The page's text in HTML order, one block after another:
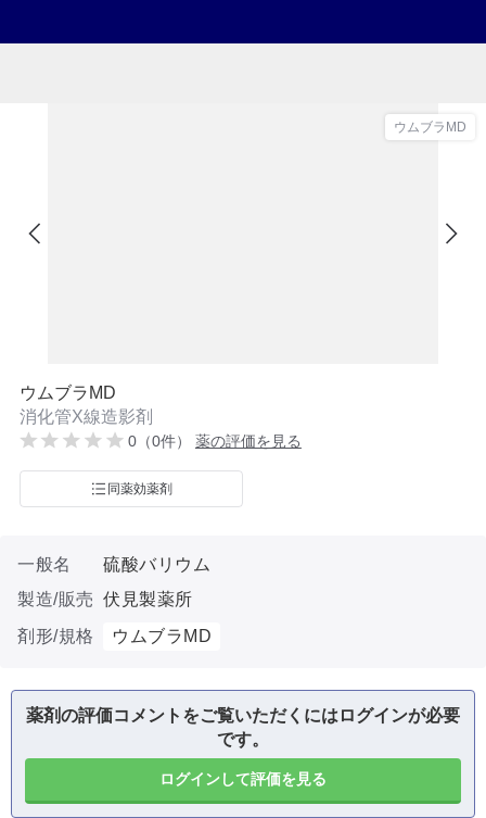
ウムブラMD
ウムブラMD
消化管X線造影剤
0（0件） 薬の評価を見る
同薬効薬剤
一般名
硫酸バリウム
製造/販売 伏見製薬所
剤形/規格
ウムブラMD
薬剤の評価コメントをご覧いただくにはログインが必要
です。
ログインして評価を見る